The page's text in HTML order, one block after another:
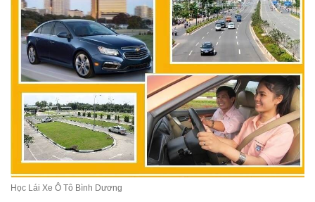
Học Lái Xe Ô Tô Bình Dương